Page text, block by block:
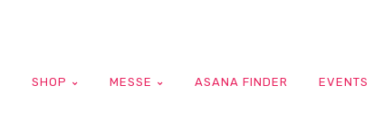
SHOP MESSE ASANA FINDER EVENTS